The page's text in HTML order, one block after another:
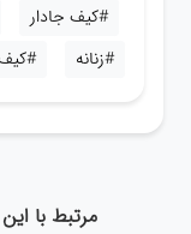
#کیف جادار
#زنانه
مرتبط با